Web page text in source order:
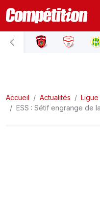
ACCUEIL
LIGUE 2
Accueil Actualités
Ligue
ESS : Sétif engrange de